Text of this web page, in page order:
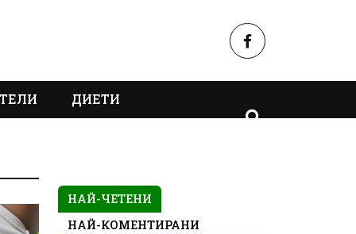
ДИЕТИ
НАЙ-ЧЕТЕНИ
НАЙ-КОМЕНТИРАНИ